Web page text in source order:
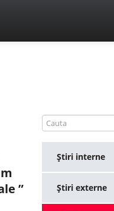
”
Ştiri interne
Ştiri externe